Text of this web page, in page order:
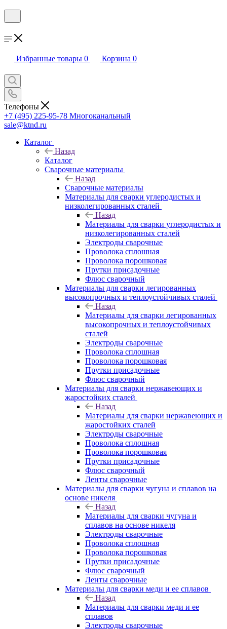
Избранные товары 0 Корзина 0
Телефоны
+7 (495) 225-95-78 Многоканальный
sale@ktnd.ru
Каталог
Назад
Каталог
Сварочные материалы
Назад
Сварочные материалы
Материалы для сварки углеродистых и
низколегированных сталей
Назад
Материалы для сварки углеродистых и
низколегированных сталей
Электроды сварочные
Проволока сплошная
Проволока порошковая
Прутки присадочные
Флюс сварочный
Материалы для сварки легированных
высокопрочных и теплоустойчивых сталей
Назад
Материалы для сварки легированных
высокопрочных и теплоустойчивых
сталей
Электроды сварочные
Проволока сплошная
Проволока порошковая
Прутки присадочные
Флюс сварочный
Материалы для сварки нержавеющих и
жаростойких сталей
Назад
Материалы для сварки нержавеющих и
жаростойких сталей
Электроды сварочные
Проволока сплошная
Проволока порошковая
Прутки присадочные
Флюс сварочный
Ленты сварочные
Материалы для сварки чугуна и сплавов на
основе никеля
Назад
Материалы для сварки чугуна и
сплавов на основе никеля
Электроды сварочные
Проволока сплошная
Проволока порошковая
Прутки присадочные
Флюс сварочный
Ленты сварочные
Материалы для сварки меди и ее сплавов
Назад
Материалы для сварки меди и ее
сплавов
Электроды сварочные